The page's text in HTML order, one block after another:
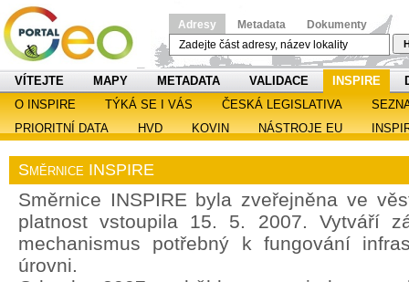
Adresy Metadata Dokumenty
VÍTEJTE MAPY METADATA VALIDACE INSPIRE
O INSPIRE
TÝKÁ SE I VÁS ČESKÁ LEGISLATIVA
PRIORITNÍ DATA
HVD KOVIN NÁSTROJE EU
Směrnice INSPIRE
Směrnice INSPIRE byla zveřejněna ve
platnost vstoupila 15. 5. 2007. Vytváří
mechanismus potřebný k fungování
úrovni.